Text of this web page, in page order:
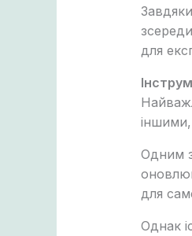
для
Одним з
для
Однак